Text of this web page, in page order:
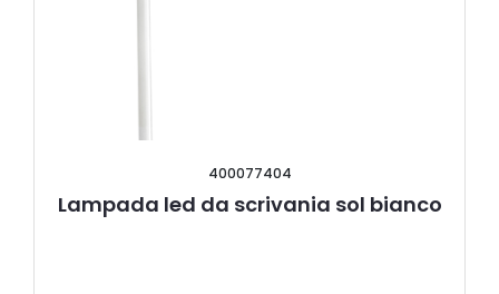
400077404
Lampada led da scrivania sol bianco